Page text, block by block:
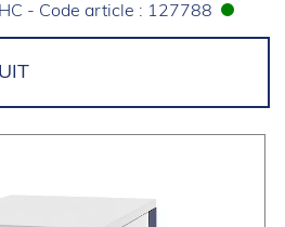
- Code article : 127788